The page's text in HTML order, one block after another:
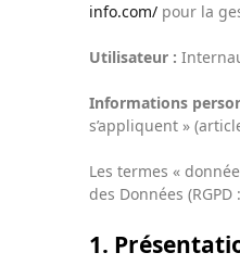
info.com/ pour la
Utilisateur :
Informations
s’appliquent »
Les termes «
des Données (RGPD
1.